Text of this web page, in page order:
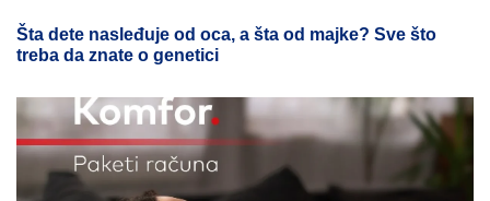
Šta dete nasleđuje od oca, a šta od majke? Sve što
treba da znate o genetici